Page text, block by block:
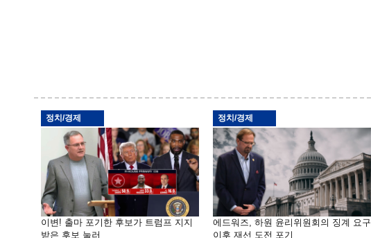
정치/경제
이변! 출마 포기한 후보가 트럼프 지지
받은 후보 눌러
정치/경제
에드워즈, 하원 윤리위원회의 징계 요구
이후 재선 도전 포기